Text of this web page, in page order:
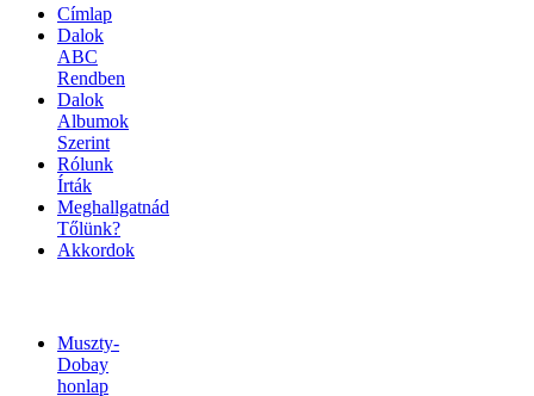
Címlap
Dalok
ABC
Rendben
Dalok
Albumok
Szerint
Rólunk
Írták
Meghallgatnád
Tőlünk?
Akkordok
Muszty-
Dobay
honlap